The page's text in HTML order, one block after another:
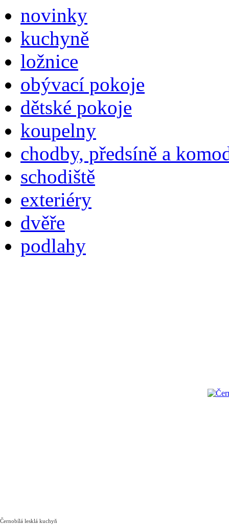
novinky
kuchyně
ložnice
obývací pokoje
dětské pokoje
koupelny
chodby, předsíně a
schodiště
exteriéry
dvěře
podlahy
Černobílá lesklá kuchyň